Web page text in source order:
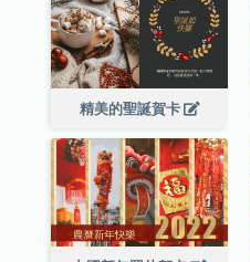
精美的聖誕賀卡